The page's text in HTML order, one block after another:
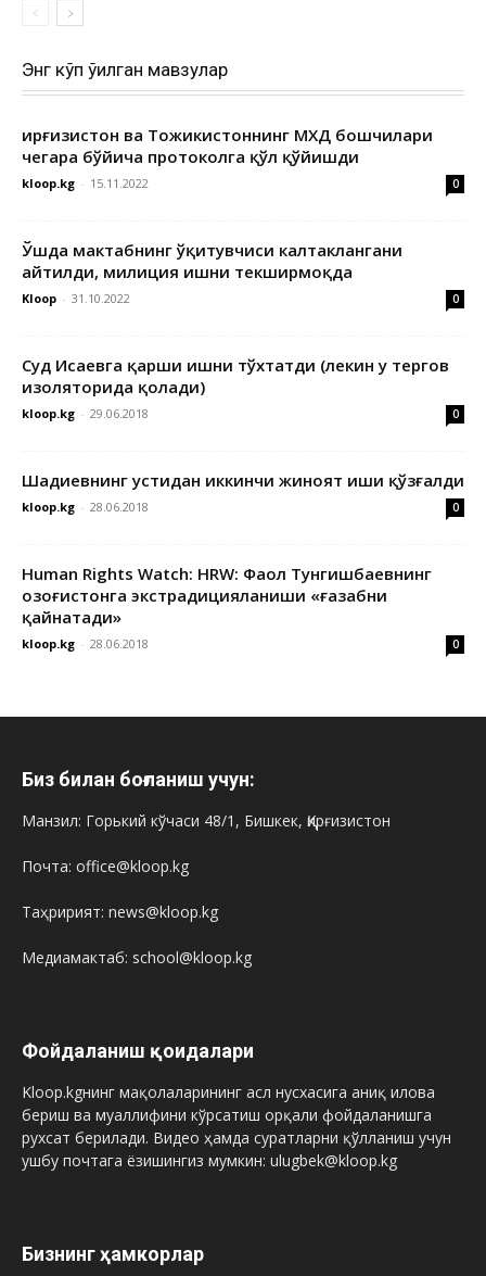
Энг кўп ўқилган мавзулар
Қирғизистон ва Тожикистоннинг МХДҚ бошчилари
чегара бўйича протоколга қўл қўйишди
kloop.kg - 15.11.2022 0
Ўшда мактабнинг ўқитувчиси калтаклангани
айтилди, милиция ишни текширмоқда
Kloop - 31.10.2022 0
Суд Исаевга қарши ишни тўхтатди (лекин у тергов
изоляторида қолади)
kloop.kg - 29.06.2018 0
Шадиевнинг устидан иккинчи жиноят иши қўзғалди
kloop.kg - 28.06.2018 0
Human Rights Watch: HRW: Фаол Тунгишбаевнинг
Қозоғистонга экстрадицияланиши «ғазабни
қайнатади»
kloop.kg - 28.06.2018 0
Биз билан боғланиш учун:
Манзил: Горький кўчаси 48/1, Бишкек, Қирғизистон
Почта: office@kloop.kg
Таҳририят: news@kloop.kg
Медиамактаб: school@kloop.kg
Фойдаланиш қоидалари
Kloop.kgнинг мақолаларининг асл нусхасига аниқ илова
бериш ва муаллифини кўрсатиш орқали фойдаланишга
рухсат берилади. Видео ҳамда суратларни қўлланиш учун
ушбу почтага ёзишингиз мумкин: ulugbek@kloop.kg
Бизнинг ҳамкорлар